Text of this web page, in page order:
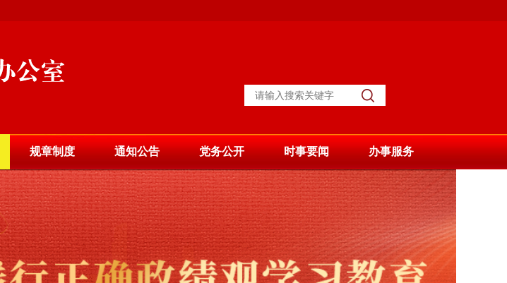
规章制度 通知公告 党务公开 时事要闻 办事服务